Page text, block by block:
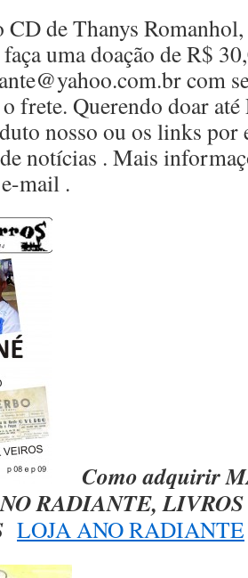
CD de Thanys
uma doação de R$
com
frete. Querendo doar
nosso ou os links por
notícias . Mais
mail .
Como adquirir
RADIANTE, LIVROS
LOJA ANO RADIANTE